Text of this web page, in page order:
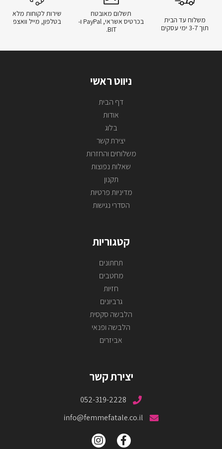
משלוח עד הבית
תוך 3-7 ימי עסקים
תשלום מאובטח
בכרטיס אשראי, PayPal ו-
BIT.
שירות לקוחות מלא
בטלפון, מייל וואצפ
ניווט ראשי
דף הבית
אודות
בלוג
יצירת קשר
משלוחים והחזרות
שאלות נפוצות
תקנון
מדיניות פרטיות
הסדרי נגישות
קטגוריות
תחתונים
מחטבים
חזיות
גרביונים
הלבשה סקסית
הלבשה ופנאי
אביזרים
יצירת קשר
052-319-2228
info@femmefatale.co.il